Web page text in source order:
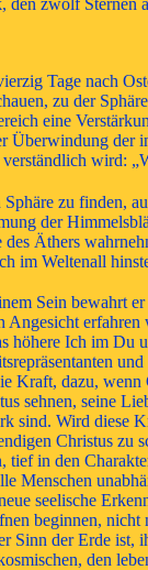
zwölf
Tage nach
zu der
eine
wird:
zu
der
Äthers
im Weltenall
Sein bewahrt
Ich im
Kraft, dazu,
sehnen, seine
sind. Wird diese
Christus
tief in den
Menschen
seelische
beginnen,
Sinn der Erde
den